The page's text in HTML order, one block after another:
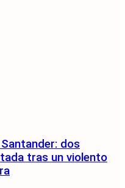
dos
tras un violento